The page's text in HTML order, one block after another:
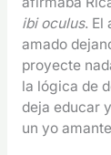
ibi oculus. El
amado
proyecte
la lógica de
deja educar
un yo